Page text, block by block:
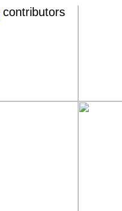
contributors